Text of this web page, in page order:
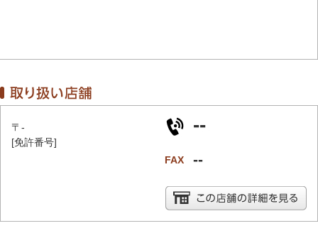
〒-
[免許番号]
--
FAX --